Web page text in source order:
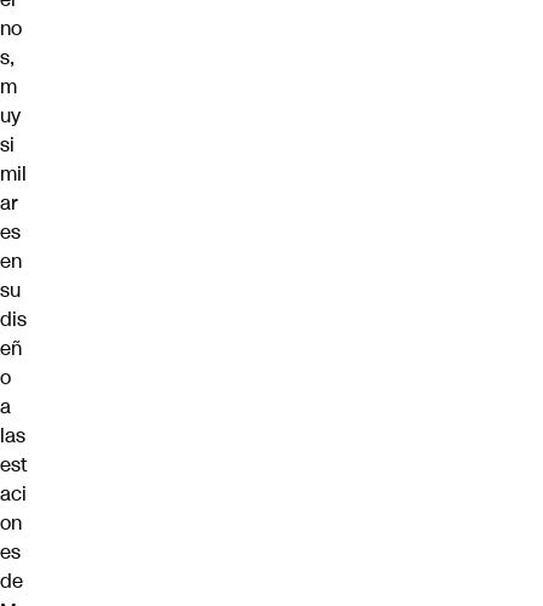
no
s,
m
uy
si
mil
ar
es
en
su
dis
eñ
o
a
las
est
aci
on
es
de